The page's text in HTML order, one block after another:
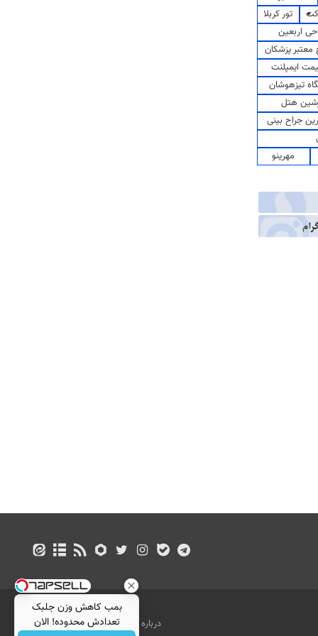
تور کربلا
اربعین
پزشکان
ایمپلنت
تیزهوشان
هتل
جراح بینی
مهرینو
درباره ما تماس با ما بازرگانی
بمب کاهش وزن جلبک
تعدادش محدوده! الان